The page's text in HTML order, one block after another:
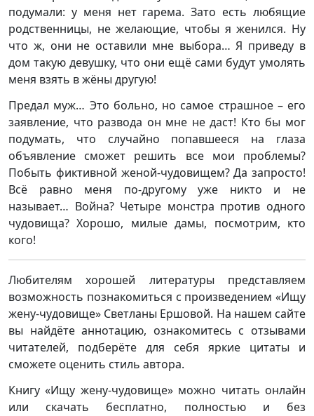
подумали: у меня нет гарема. Зато есть любящие
родственницы, не желающие, чтобы я женился. Ну
что ж, они не оставили мне выбора… Я приведу в
дом такую девушку, что они ещё сами будут умолять
меня взять в жёны другую!
Предал муж… Это больно, но самое страшное – его
заявление, что развода он мне не даст! Кто бы мог
подумать, что случайно попавшееся на глаза
объявление сможет решить все мои проблемы?
Побыть фиктивной женой-чудовищем? Да запросто!
Всё равно меня по-другому уже никто и не
называет… Война? Четыре монстра против одного
чудовища? Хорошо, милые дамы, посмотрим, кто
кого!
Любителям хорошей литературы представляем
возможность познакомиться с произведением «Ищу
жену-чудовище» Светланы Ершовой. На нашем сайте
вы найдёте аннотацию, ознакомитесь с отзывами
читателей, подберёте для себя яркие цитаты и
сможете оценить стиль автора.
Книгу «Ищу жену-чудовище» можно читать онлайн
или скачать бесплатно, полностью и без